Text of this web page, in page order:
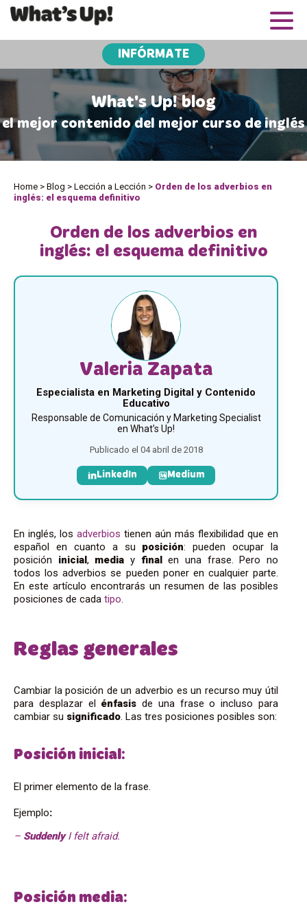
INFÓRMATE
What's Up! blog
el mejor contenido del mejor curso de inglés
Home > Blog > Lección a Lección > Orden de los adverbios en
inglés: el esquema definitivo
Orden de los adverbios en
inglés: el esquema definitivo
Valeria Zapata
Especialista en Marketing Digital y Contenido
Educativo
Responsable de Comunicación y Marketing Specialist
en What’s Up!
Publicado el 04 abril de 2018
LinkedIn Medium
En inglés, los adverbios tienen aún más flexibilidad que en
español en cuanto a su posición: pueden ocupar la
posición inicial, media y finalen una frase. Pero no
todos los adverbios se pueden poner en cualquier parte.
En este artículo encontrarás un resumen de las posibles
posiciones de cada tipo
Reglas generales
Cambiar la posición de un adverbio es un recurso muy útil
para desplazar el énfasis de una frase o incluso para
cambiar su significado . Las tres posiciones posibles son:
Posición inicial:
El primer elemento de la frase.
Ejemplo:
– Suddenly I felt afraid.
Posición media: